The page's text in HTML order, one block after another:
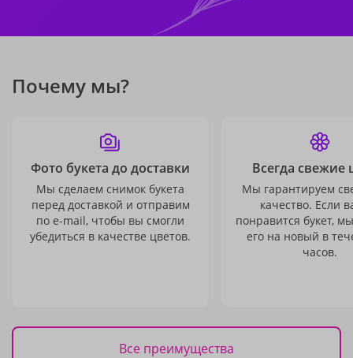
Почему мы?
Фото букета до доставки
Мы сделаем снимок букета
перед доставкой и отправим
по e-mail, чтобы вы смогли
убедиться в качестве цветов.
Всегда свежие
Мы гарантируем
качество. Если
понравится букет,
его на новый в
часов.
Все преимущества